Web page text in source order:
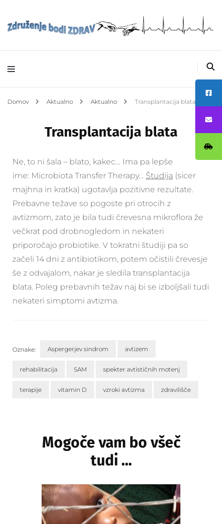
Avtizem –
Združenje bodi
ZDRAV
Domov Aktualno Aktualno Transplantacija blata
Transplantacija blata
Ne, to ni šala – blato, kakec… Ima pa lepše
ime: Microbiota Transfer Therapy… Študija (sicer
majhna in kratka) ugotavlja pozitivne rezultate.
Prebavne težave so pogoste pri otrocih z
avtizmom, zato je bila tudi črevesna mikroflora že
večkrat pod drobnogledom in nekateri
priporočajo probiotike. V tokratni študiji pa so
začeli 14 dni z antibiotikom, potem očistili črevesje
še z odvajalom, nakar je sledila transplantacija
blata. Poleg prebavnih težav naj bi se izboljšali tudi
nekateri simptomi avtizma.
Oznake: Aspergerjev sindrom avtizem
rehabilitacija SAM spekter avtističnih motenj
terapije vitamin D vzroki avtizma zdravilišče
Mogoče vam bo všeč
tudi ...